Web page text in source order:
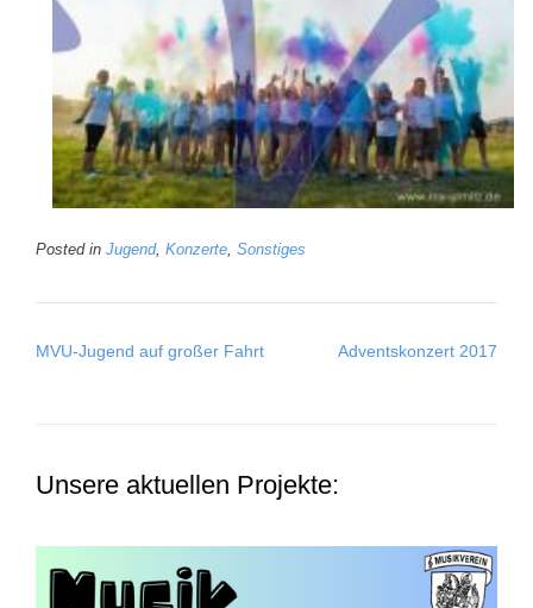
Posted in Jugend, Konzerte Sonstiges
Post
MVU-Jugend auf großer Fahrt Adventskonzert 2017
Unsere aktuellen Projekte: